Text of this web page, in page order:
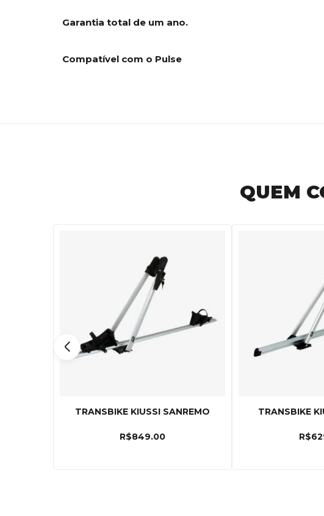
Garantia total de um ano.
Compatível com o Pulse
QUEM
TRANSBIKE KIUSSI SANREMO
R$849.00
TRANSBIKE
R$